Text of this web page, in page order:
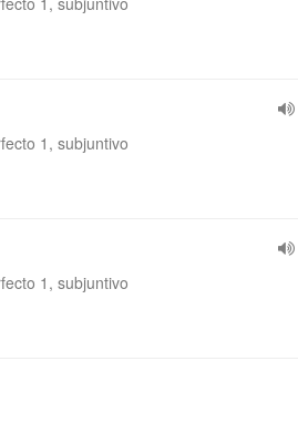
1, subjuntivo
1, subjuntivo